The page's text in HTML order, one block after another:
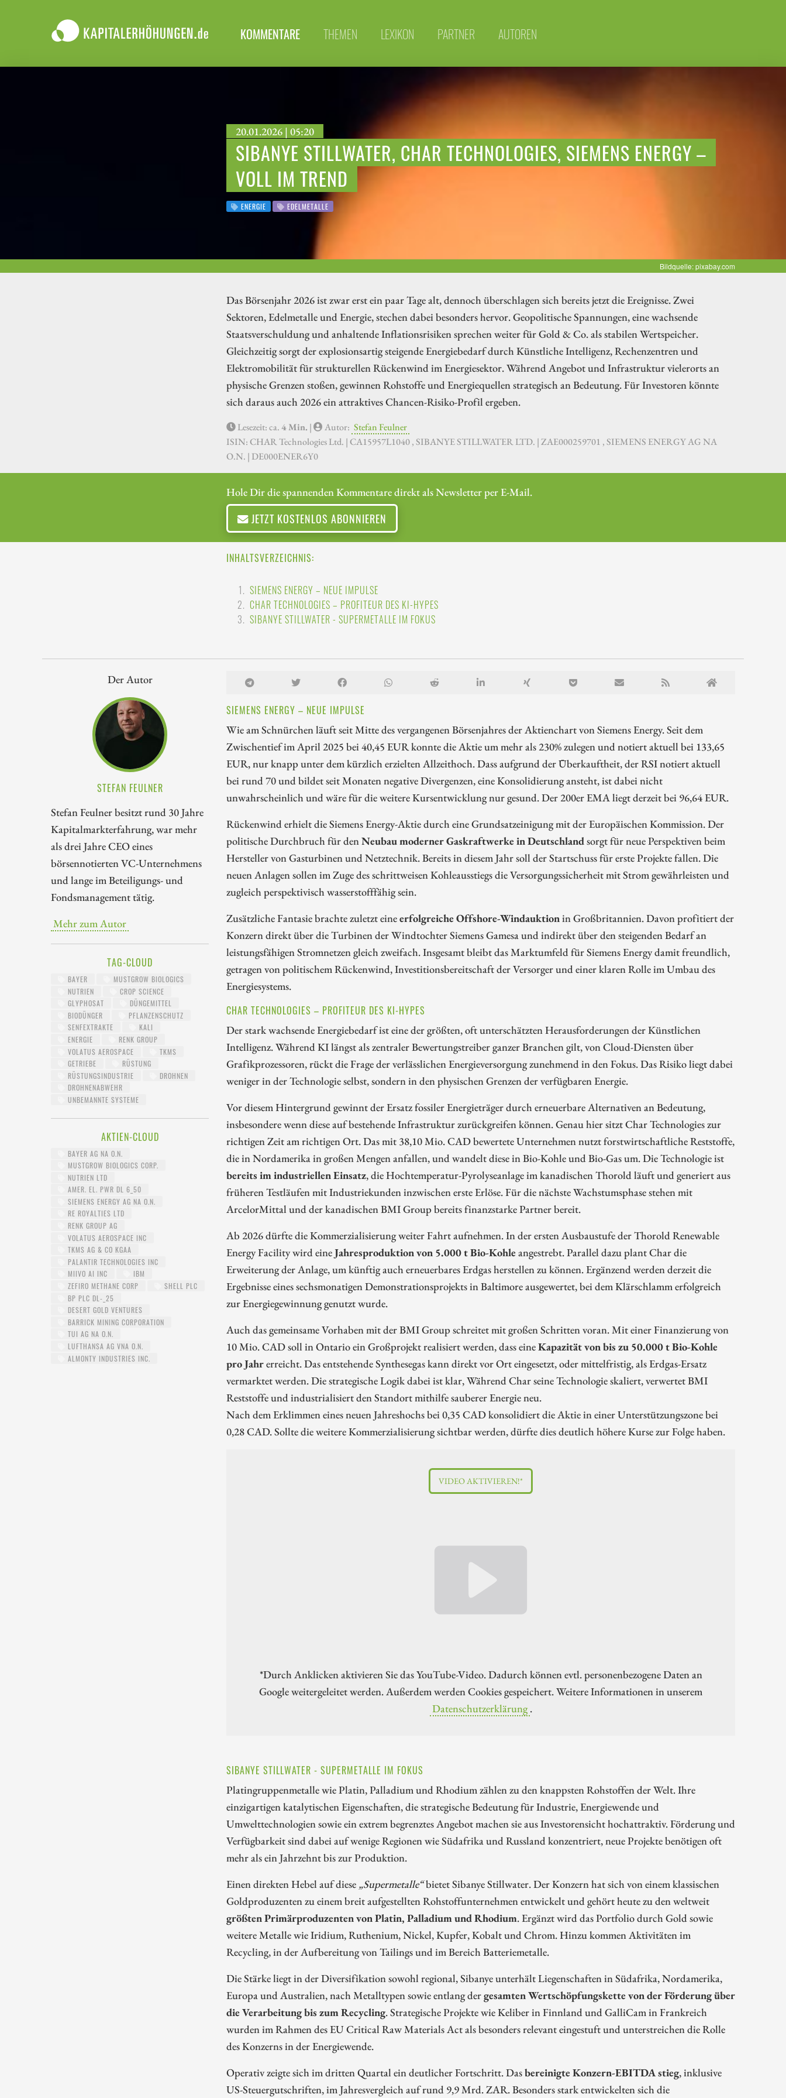
KOMMENTARE THEMEN LEXIKON PARTNER AUTOREN
20.01.2026 | 05:20
SIBANYE STILLWATER, CHAR TECHNOLOGIES, SIEMENS ENERGY –
VOLL IM TREND
ENERGIE EDELMETALLE
Bildquelle: pixabay.com
Das Börsenjahr 2026 ist zwar erst ein paar Tage alt, dennoch überschlagen sich bereits jetzt die Ereignisse. Zwei
Sektoren, Edelmetalle und Energie, stechen dabei besonders hervor. Geopolitische Spannungen, eine wachsende
Staatsverschuldung und anhaltende Inflationsrisiken sprechen weiter für Gold & Co. als stabilen Wertspeicher.
Gleichzeitig sorgt der explosionsartig steigende Energiebedarf durch Künstliche Intelligenz, Rechenzentren und
Elektromobilität für strukturellen Rückenwind im Energiesektor. Während Angebot und Infrastruktur vielerorts an
physische Grenzen stoßen, gewinnen Rohstoffe und Energiequellen strategisch an Bedeutung. Für Investoren könnte
sich daraus auch 2026 ein attraktives Chancen-Risiko-Profil ergeben.
Lesezeit: ca.4 Min. | Autor: Stefan Feulner
ISIN: CHAR Technologies Ltd. | CA15957L1040 , SIBANYE STILLWATER LTD. | ZAE000259701 , SIEMENS ENERGY AG NA
O.N. | DE000ENER6Y0
Hole Dir die spannenden Kommentare direkt als Newsletter per E-Mail.
JETZT KOSTENLOS ABONNIEREN
INHALTSVERZEICHNIS:
SIEMENS ENERGY – NEUE IMPULSE
CHAR TECHNOLOGIES – PROFITEUR DES KI-HYPES
SIBANYE STILLWATER - SUPERMETALLE IM FOKUS
Der Autor
STEFAN FEULNER
Stefan Feulner besitzt rund 30 Jahre
Kapitalmarkterfahrung, war mehr
als drei Jahre CEO eines
börsennotierten VC-Unternehmens
und lange im Beteiligungs- und
Fondsmanagement tätig.
Mehr zum Autor
TAG-CLOUD
BAYER
MUSTGROW BIOLOGICS
NUTRIEN
CROP SCIENCE
GLYPHOSAT
DÜNGEMITTEL
BIODÜNGER
PFLANZENSCHUTZ
SENFEXTRAKTE
KALI
ENERGIE
RENK GROUP
VOLATUS AEROSPACE
TKMS
GETRIEBE
RÜSTUNG
RÜSTUNGSINDUSTRIE
DROHNEN
DROHNENABWEHR
UNBEMANNTE SYSTEME
AKTIEN-CLOUD
BAYER AG NA O.N.
MUSTGROW BIOLOGICS CORP.
NUTRIEN LTD
AMER. EL. PWR DL 6_50
SIEMENS ENERGY AG NA O.N.
RE ROYALTIES LTD
RENK GROUP AG
VOLATUS AEROSPACE INC
TKMS AG & CO KGAA
PALANTIR TECHNOLOGIES INC
MIIVO AI INC
IBM
ZEFIRO METHANE CORP
SHELL PLC
BP PLC DL-_25
DESERT GOLD VENTURES
BARRICK MINING CORPORATION
TUI AG NA O.N.
LUFTHANSA AG VNA O.N.
ALMONTY INDUSTRIES INC.
SIEMENS ENERGY – NEUE IMPULSE
Wie am Schnürchen läuft seit Mitte des vergangenen Börsenjahres der Aktienchart von Siemens Energy. Seit dem
Zwischentief im April 2025 bei 40,45 EUR konnte die Aktie um mehr als 230% zulegen und notiert aktuell bei 133,65
EUR, nur knapp unter dem kürzlich erzielten Allzeithoch. Dass aufgrund der Überkauftheit, der RSI notiert aktuell
bei rund 70 und bildet seit Monaten negative Divergenzen, eine Konsolidierung ansteht, ist dabei nicht
unwahrscheinlich und wäre für die weitere Kursentwicklung nur gesund. Der 200er EMA liegt derzeit bei 96,64 EUR.
Rückenwind erhielt die Siemens Energy-Aktie durch eine Grundsatzeinigung mit der Europäischen Kommission. Der
politische Durchbruch für denNeubau moderner Gaskraftwerke in Deutschlandsorgt für neue Perspektiven beim
Hersteller von Gasturbinen und Netztechnik. Bereits in diesem Jahr soll der Startschuss für erste Projekte fallen. Die
neuen Anlagen sollen im Zuge des schrittweisen Kohleausstiegs die Versorgungssicherheit mit Strom gewährleisten und
zugleich perspektivisch wasserstofffähig sein.
Zusätzliche Fantasie brachte zuletzt eineerfolgreiche Offshore-Windauktionin Großbritannien. Davon profitiert der
Konzern direkt über die Turbinen der Windtochter Siemens Gamesa und indirekt über den steigenden Bedarf an
leistungsfähigen Stromnetzen gleich zweifach. Insgesamt bleibt das Marktumfeld für Siemens Energy damit freundlich,
getragen von politischem Rückenwind, Investitionsbereitschaft der Versorger und einer klaren Rolle im Umbau des
Energiesystems.
CHAR TECHNOLOGIES – PROFITEUR DES KI-HYPES
Der stark wachsende Energiebedarf ist eine der größten, oft unterschätzten Herausforderungen der Künstlichen
Intelligenz. Während KI längst als zentraler Bewertungstreiber ganzer Branchen gilt, von Cloud-Diensten über
Grafikprozessoren, rückt die Frage der verlässlichen Energieversorgung zunehmend in den Fokus. Das Risiko liegt dabei
weniger in der Technologie selbst, sondern in den physischen Grenzen der verfügbaren Energie.
Vor diesem Hintergrund gewinnt der Ersatz fossiler Energieträger durch erneuerbare Alternativen an Bedeutung,
insbesondere wenn diese auf bestehende Infrastruktur zurückgreifen können. Genau hier sitzt Char Technologies zur
richtigen Zeit am richtigen Ort. Das mit 38,10 Mio. CAD bewertete Unternehmen nutzt forstwirtschaftliche Reststoffe,
die in Nordamerika in großen Mengen anfallen, und wandelt diese in Bio-Kohle und Bio-Gas um. Die Technologie ist
bereits im industriellen Einsatz, die Hochtemperatur-Pyrolyseanlage im kanadischen Thorold läuft und generiert aus
früheren Testläufen mit Industriekunden inzwischen erste Erlöse. Für die nächste Wachstumsphase stehen mit
ArcelorMittal und der kanadischen BMI Group bereits finanzstarke Partner bereit.
Ab 2026 dürfte die Kommerzialisierung weiter Fahrt aufnehmen. In der ersten Ausbaustufe der Thorold Renewable
Energy Facility wird eineJahresproduktion von 5.000 t Bio-Kohleangestrebt. Parallel dazu plant Char die
Erweiterung der Anlage, um künftig auch erneuerbares Erdgas herstellen zu können. Ergänzend werden derzeit die
Ergebnisse eines sechsmonatigen Demonstrationsprojekts in Baltimore ausgewertet, bei dem Klärschlamm erfolgreich
zur Energiegewinnung genutzt wurde.
Auch das gemeinsame Vorhaben mit der BMI Group schreitet mit großen Schritten voran. Mit einer Finanzierung von
10 Mio. CAD soll in Ontario ein Großprojekt realisiert werden, dass eineKapazität von bis zu 50.000 t Bio-Kohle
pro Jahrerreicht. Das entstehende Synthesegas kann direkt vor Ort eingesetzt, oder mittelfristig, als Erdgas-Ersatz
vermarktet werden. Die strategische Logik dabei ist klar, Während Char seine Technologie skaliert, verwertet BMI
Reststoffe und industrialisiert den Standort mithilfe sauberer Energie neu.
Nach dem Erklimmen eines neuen Jahreshochs bei 0,35 CAD konsolidiert die Aktie in einer Unterstützungszone bei
0,28 CAD. Sollte die weitere Kommerzialisierung sichtbar werden, dürfte dies deutlich höhere Kurse zur Folge haben.
VIDEO AKTIVIEREN!*
*Durch Anklicken aktivieren Sie das YouTube-Video. Dadurch können evtl. personenbezogene Daten an
Google weitergeleitet werden. Außerdem werden Cookies gespeichert. Weitere Informationen in unserem
Datenschutzerklärung .
SIBANYE STILLWATER - SUPERMETALLE IM FOKUS
Platingruppenmetalle wie Platin, Palladium und Rhodium zählen zu den knappsten Rohstoffen der Welt. Ihre
einzigartigen katalytischen Eigenschaften, die strategische Bedeutung für Industrie, Energiewende und
Umwelttechnologien sowie ein extrem begrenztes Angebot machen sie aus Investorensicht hochattraktiv. Förderung und
Verfügbarkeit sind dabei auf wenige Regionen wie Südafrika und Russland konzentriert, neue Projekte benötigen oft
mehr als ein Jahrzehnt bis zur Produktion.
Einen direkten Hebel auf diese „Supermetalle“bietet Sibanye Stillwater. Der Konzern hat sich von einem klassischen
Goldproduzenten zu einem breit aufgestellten Rohstoffunternehmen entwickelt und gehört heute zu den weltweit
größten Primärproduzenten von Platin, Palladium und Rhodium. Ergänzt wird das Portfolio durch Gold sowie
weitere Metalle wie Iridium, Ruthenium, Nickel, Kupfer, Kobalt und Chrom. Hinzu kommen Aktivitäten im
Recycling, in der Aufbereitung von Tailings und im Bereich Batteriemetalle.
Die Stärke liegt in der Diversifikation sowohl regional, Sibanye unterhält Liegenschaften in Südafrika, Nordamerika,
Europa und Australien, nach Metalltypen sowie entlang dergesamten Wertschöpfungskette von der Förderung über
die Verarbeitung bis zum Recycling. Strategische Projekte wie Keliber in Finnland und GalliCam in Frankreich
wurden im Rahmen des EU Critical Raw Materials Act als besonders relevant eingestuft und unterstreichen die Rolle
des Konzerns in der Energiewende.
Operativ zeigte sich im dritten Quartal ein deutlicher Fortschritt. Dasbereinigte Konzern-EBITDA stieg, inklusive
US-Steuergutschriften, im Jahresvergleich auf rund 9,9 Mrd. ZAR. Besonders stark entwickelten sich die